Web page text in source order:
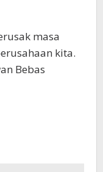
masa
kita.
Bebas